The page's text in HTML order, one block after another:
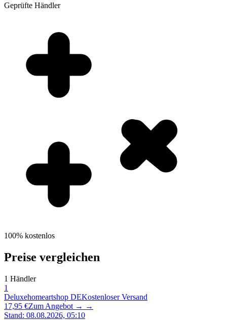
Geprüfte Händler
100% kostenlos
Preise vergleichen
1 Händler
1
Deluxehomeartshop DEKostenloser Versand
17,95 €Zum Angebot → →
Stand: 08.08.2026, 05:10